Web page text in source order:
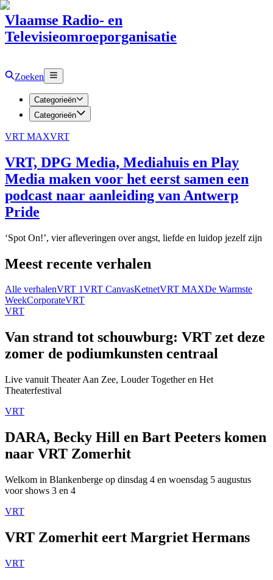
Vlaamse Radio- en
Televisieomroeporganisatie
Zoeken
Categorieën
Categorieën
VRT MAXVRT
VRT, DPG Media, Mediahuis en Play
Media maken voor het eerst samen een
podcast naar aanleiding van Antwerp
Pride
‘Spot On!’, vier afleveringen over angst, liefde en luidop jezelf zijn
Meest recente verhalen
Alle verhalenVRT 1VRT CanvasKetnetVRT MAXDe Warmste
WeekCorporateVRT
VRT
Van strand tot schouwburg: VRT zet deze
zomer de podiumkunsten centraal
Live vanuit Theater Aan Zee, Louder Together en Het
Theaterfestival
VRT
DARA, Becky Hill en Bart Peeters komen
naar VRT Zomerhit
Welkom in Blankenberge op dinsdag 4 en woensdag 5 augustus
voor shows 3 en 4
VRT
VRT Zomerhit eert Margriet Hermans
VRT